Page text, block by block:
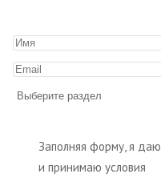
Заполняя форму, я даю
и принимаю условия